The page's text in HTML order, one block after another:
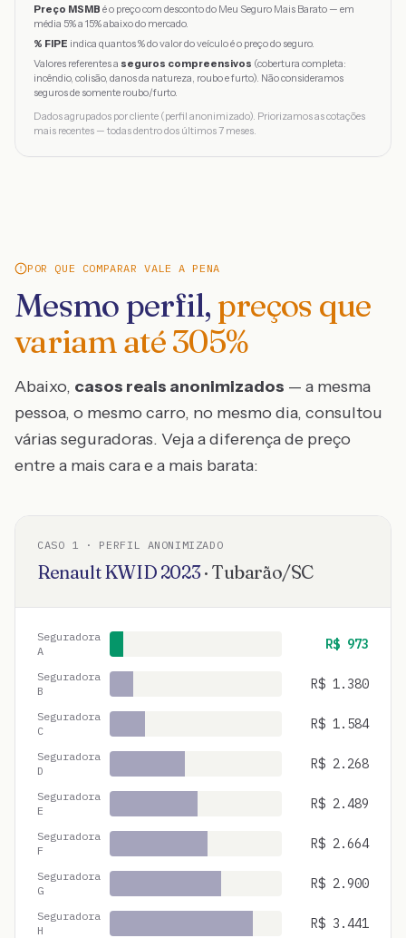
Preço MSMB é o preço com desconto do Meu Seguro Mais Barato — em
média 5% a 15% abaixo do mercado.
% FIPE indica quantos % do valor do veículo é o preço do seguro.
Valores referentes a seguros compreensivos (cobertura completa:
incêndio, colisão, danos da natureza, roubo e furto). Não consideramos
seguros de somente roubo/furto.
Dados agrupados por cliente (perfil anonimizado). Priorizamos as cotações
mais recentes — todas dentro dos últimos 7 meses.
POR QUE COMPARAR VALE A PENA
Mesmo perfil, preços que
variam até305%
Abaixo, casos reais anonimizados — a mesma
pessoa, o mesmo carro, no mesmo dia, consultou
várias seguradoras. Veja a diferença de preço
entre a mais cara e a mais barata:
CASO 1 · PERFIL ANONIMIZADO
RenaultKWID 2023· Tubarão/SC
Seguradora
A
R$ 973
Seguradora
B
R$ 1.380
Seguradora
C
R$ 1.584
Seguradora
D
R$ 2.268
Seguradora
E
R$ 2.489
Seguradora
F
R$ 2.664
Seguradora
G
R$ 2.900
Seguradora
H
R$ 3.441